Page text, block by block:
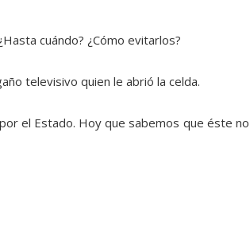
cuándo? ¿Cómo evitarlos?
televisivo quien le abrió la celda.
el Estado. Hoy que sabemos que éste no